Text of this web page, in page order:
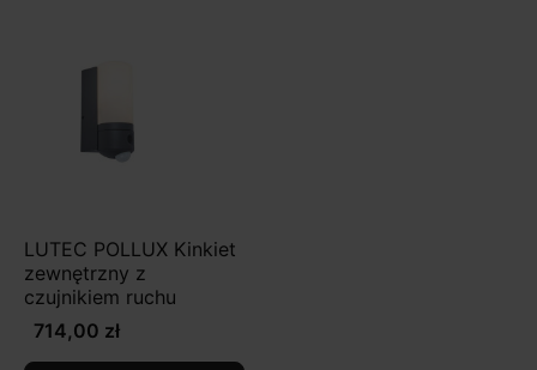
LUTEC POLLUX Kinkiet
zewnętrzny z
czujnikiem ruchu
714,00 zł